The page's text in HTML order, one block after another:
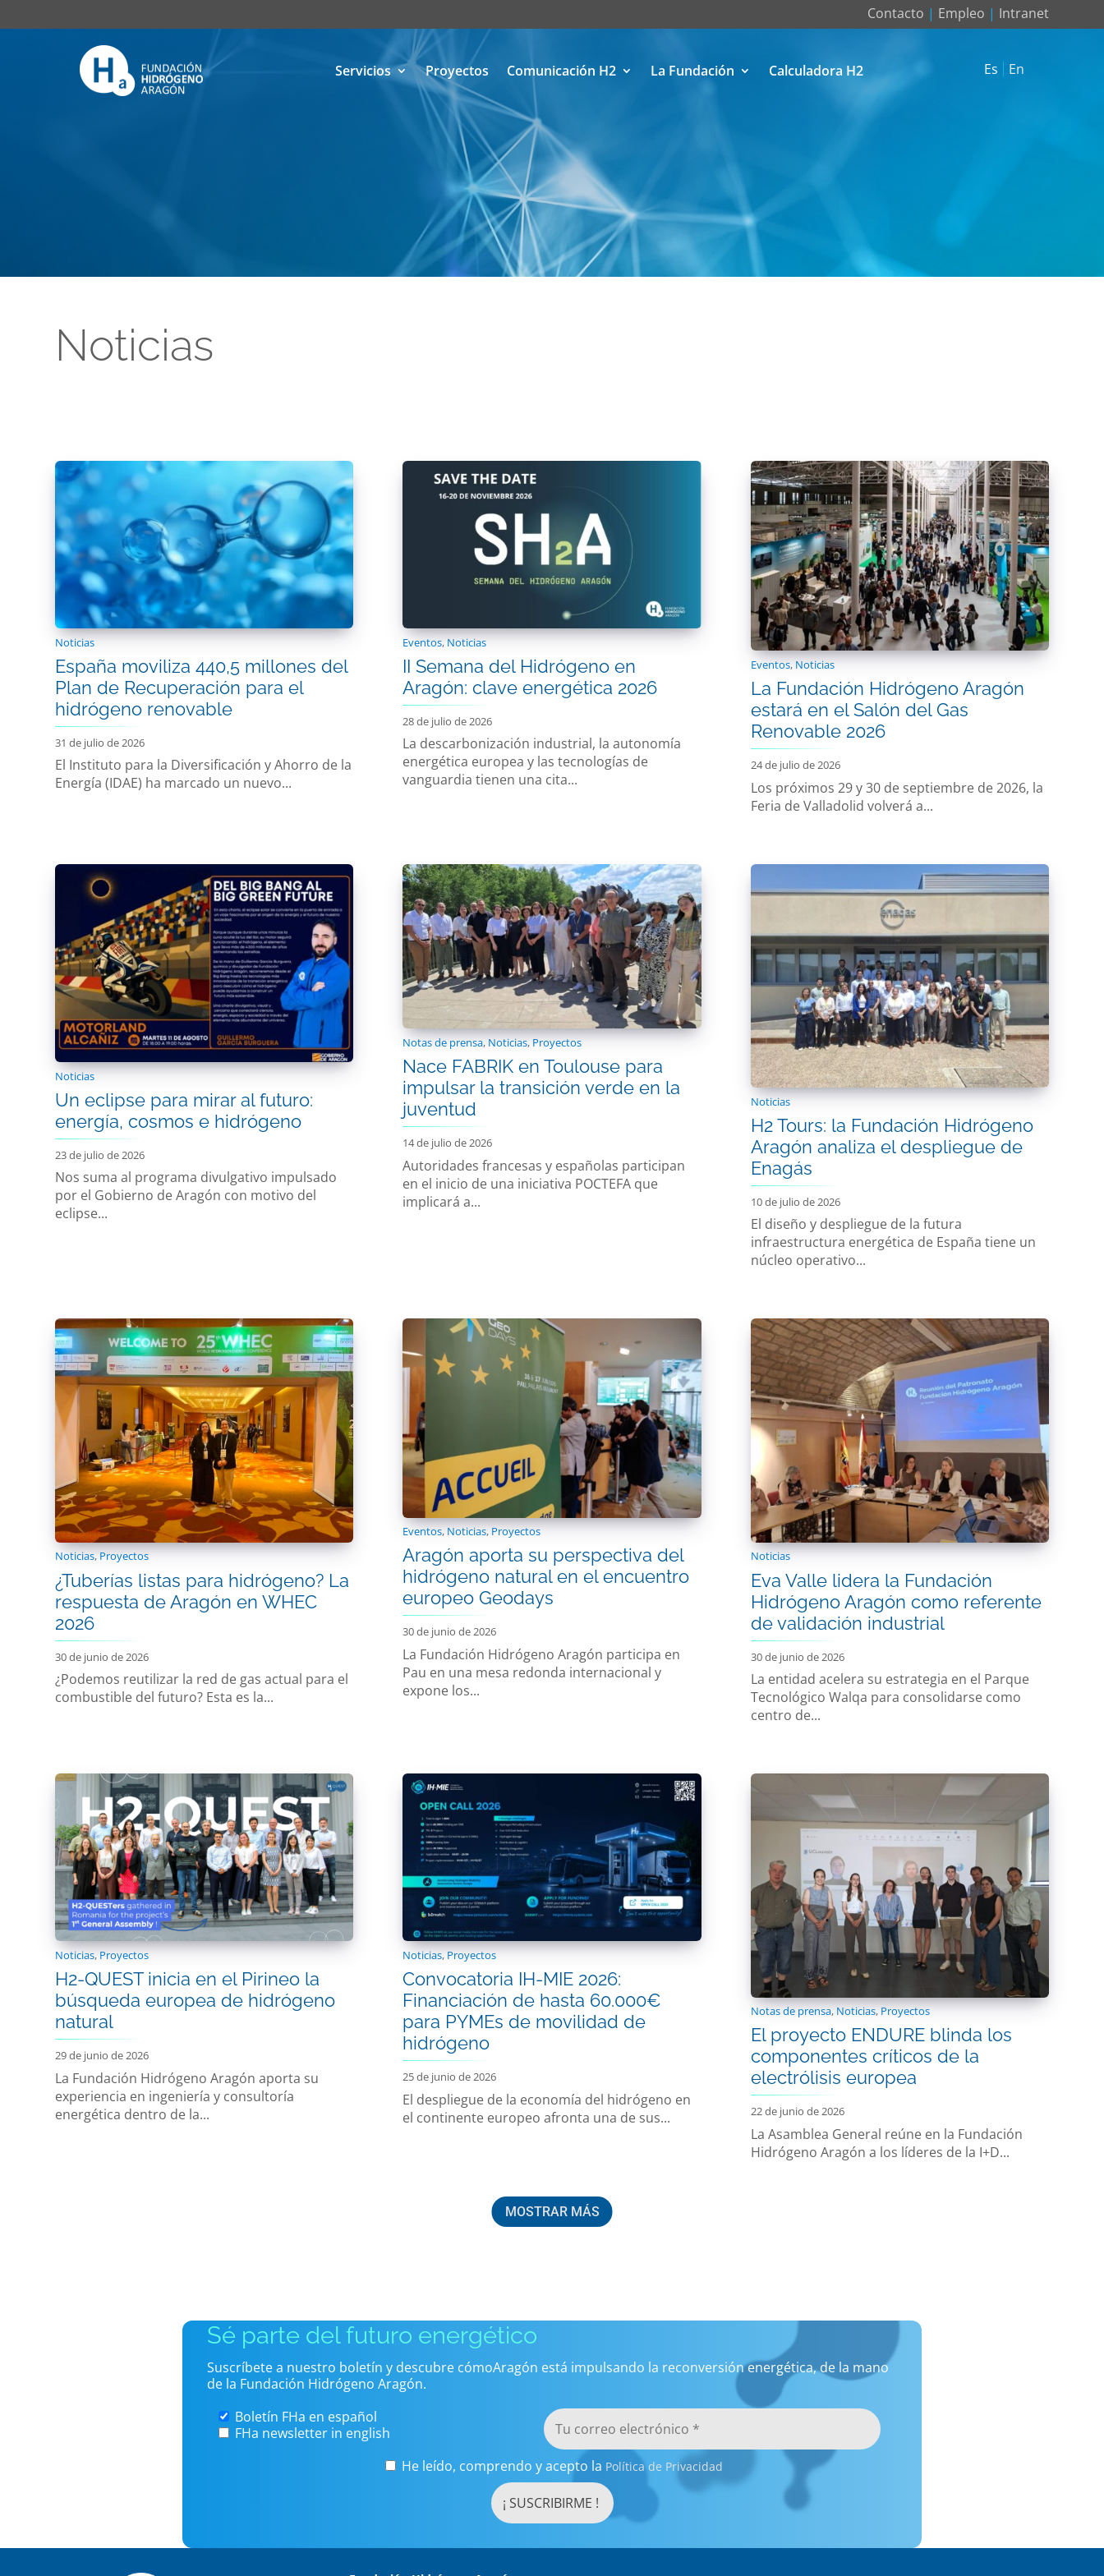
Contacto | Empleo | Intranet
Servicios Proyectos Comunicación H2 La Fundación Calculadora H2 Es En
Noticias
Noticias
España moviliza 440,5 millones del
Plan de Recuperación para el
hidrógeno renovable
31 de julio de 2026
El Instituto para la Diversificación y Ahorro de la
Energía (IDAE) ha marcado un nuevo...
Eventos, Noticias
II Semana del Hidrógeno en
Aragón: clave energética 2026
28 de julio de 2026
La descarbonización industrial, la autonomía
energética europea y las tecnologías de
vanguardia tienen una cita...
Eventos, Noticias
La Fundación Hidrógeno Aragón
estará en el Salón del Gas
Renovable 2026
24 de julio de 2026
Los próximos 29 y 30 de septiembre de 2026, la
Feria de Valladolid volverá a...
Noticias
Un eclipse para mirar al futuro:
energía, cosmos e hidrógeno
23 de julio de 2026
Nos suma al programa divulgativo impulsado
por el Gobierno de Aragón con motivo del
eclipse...
Notas de prensa, Noticias, Proyectos
Nace FABRIK en Toulouse para
impulsar la transición verde en la
juventud
14 de julio de 2026
Autoridades francesas y españolas participan
en el inicio de una iniciativa POCTEFA que
implicará a...
Noticias
H2 Tours: la Fundación Hidrógeno
Aragón analiza el despliegue de
Enagás
10 de julio de 2026
El diseño y despliegue de la futura
infraestructura energética de España tiene un
núcleo operativo...
Noticias, Proyectos
¿Tuberías listas para hidrógeno? La
respuesta de Aragón en WHEC
2026
30 de junio de 2026
¿Podemos reutilizar la red de gas actual para el
combustible del futuro? Esta es la...
Eventos, Noticias, Proyectos
Aragón aporta su perspectiva del
hidrógeno natural en el encuentro
europeo Geodays
30 de junio de 2026
La Fundación Hidrógeno Aragón participa en
Pau en una mesa redonda internacional y
expone los...
Noticias
Eva Valle lidera la Fundación
Hidrógeno Aragón como referente
de validación industrial
30 de junio de 2026
La entidad acelera su estrategia en el Parque
Tecnológico Walqa para consolidarse como
centro de...
Noticias, Proyectos
H2-QUEST inicia en el Pirineo la
búsqueda europea de hidrógeno
natural
29 de junio de 2026
La Fundación Hidrógeno Aragón aporta su
experiencia en ingeniería y consultoría
energética dentro de la...
Noticias, Proyectos
Convocatoria IH-MIE 2026:
Financiación de hasta 60.000€
para PYMEs de movilidad de
hidrógeno
25 de junio de 2026
El despliegue de la economía del hidrógeno en
el continente europeo afronta una de sus...
Notas de prensa, Noticias, Proyectos
El proyecto ENDURE blinda los
componentes críticos de la
electrólisis europea
22 de junio de 2026
La Asamblea General reúne en la Fundación
Hidrógeno Aragón a los líderes de la I+D...
MOSTRAR MÁS
Sé parte del futuro energético
Suscríbete a nuestro boletín y descubre cómoAragón está impulsando la reconversión energética, de la mano
de la Fundación Hidrógeno Aragón.
Boletín FHa en español
FHa newsletter in english
He leído, comprendo y acepto la Política de Privacidad